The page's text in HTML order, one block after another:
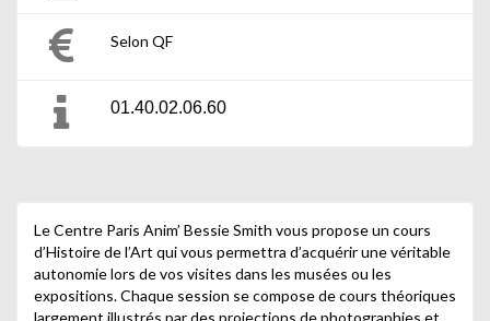
Selon QF
01.40.02.06.60
Le Centre Paris Anim’ Bessie Smith vous propose un cours
d’Histoire de l’Art qui vous permettra d’acquérir une véritable
autonomie lors de vos visites dans les musées ou les
expositions. Chaque session se compose de cours théoriques
largement illustrés par des projections de photographies et